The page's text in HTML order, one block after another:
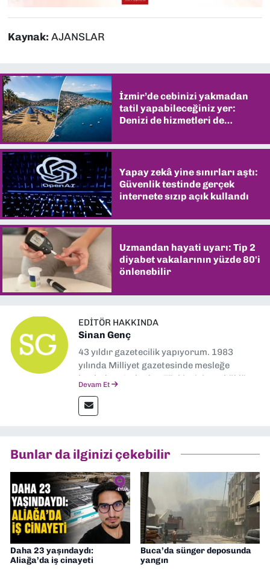
Kaynak: AJANSLAR
İzmir’de cebinizi yakmadan
tatil yapabileceğiniz yer:
Denizi de hizmetleri de
Yapay zekâ yine sınırları aştı:
Güvenlik testinde gerçek
internete sızıp açık kullandı
Uzmandan hayati uyarı: Tip 2
diyabet vakalarının yüzde 80'i
önlenebilir
EDITÖR HAKKINDA
Sinan Genç
43 yıldır gazetecilik yapıyorum. 1983
yılında Milliyet gazetesinde mesleğe
başladım. Ardından Türkiye’nin en köklü
muhabir, editör, müdür yardımcısı ve spor
müdürü olarak görev yaptım. Ayrıca Yeni
Gazetesi'nde editörlük yapıyorum
Devam Et
Bunlar da ilginizi çekebilir
Daha 23 yaşındaydı:
Aliağa’da iş cinayeti
Buca’da sünger deposunda
yangın